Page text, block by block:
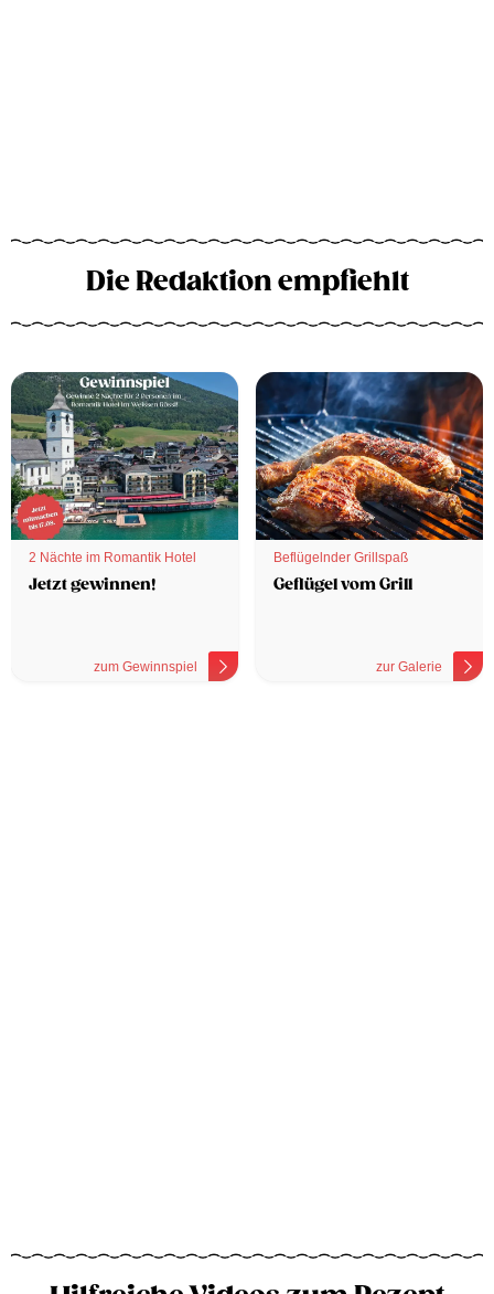
Die Redaktion empfiehlt
2 Nächte im Romantik Hotel
Jetzt gewinnen!
zum Gewinnspiel
Beflügelnder Grillspaß
Geflügel vom Grill
zur Galerie